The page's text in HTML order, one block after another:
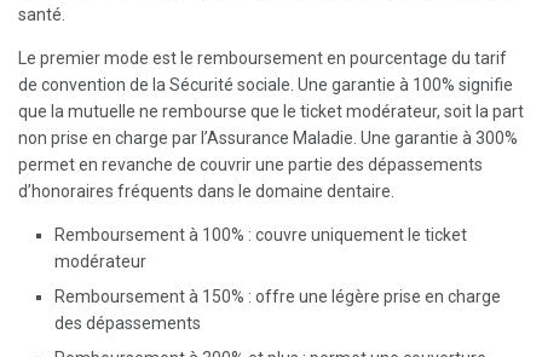
santé.
Le premier mode est le remboursement en pourcentage du tarif
de convention de la Sécurité sociale. Une garantie à 100% signifie
que la mutuelle ne rembourse que le ticket modérateur, soit la part
non prise en charge par l’Assurance Maladie. Une garantie à 300%
permet en revanche de couvrir une partie des dépassements
d’honoraires fréquents dans le domaine dentaire.
Remboursement à 100% : couvre uniquement le ticket
modérateur
Remboursement à 150% : offre une légère prise en charge
des dépassements